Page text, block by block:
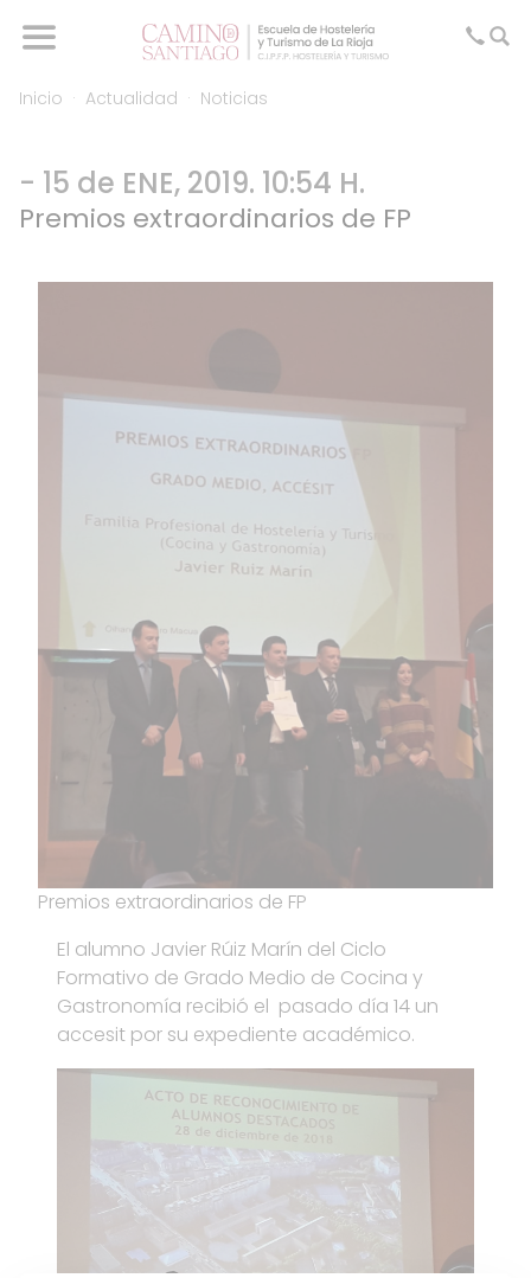
Inicio Actualidad Noticias
- 15 de ENE, 2019. 10:54 H.
Premios extraordinarios de FP
Premios extraordinarios de FP
El alumno Javier Rúiz Marín del Ciclo
Formativo de Grado Medio de Cocina y
Gastronomía recibió el pasado día 14 un
accesit por su expediente académico.